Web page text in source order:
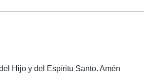
Hijo y del Espíritu Santo. Amén